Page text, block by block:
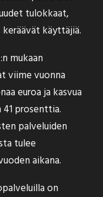
tulokkaat,
käyttäjiä.
mukaan
viime vuonna
euroa ja kasvua
prosenttia.
palveluiden
tulee
aikana.
on